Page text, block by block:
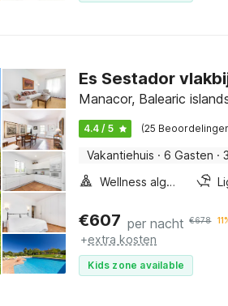
Es Sestador
Manacor, Balearic
4.4 / 5 (25
Vakantiehuis · 6 Gasten ·
Wellness algemeen
€607 per nacht €678
+extra kosten
Kids zone available